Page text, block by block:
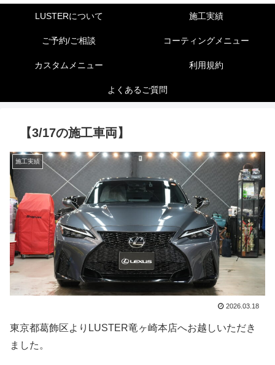
LUSTERについて 施工実績
ご予約/ご相談 コーティングメニュー
カスタムメニュー 利用規約
よくあるご質問
【3/17の施工車両】
施工実績
2026.03.18
東京都葛飾区よりLUSTER竜ヶ崎本店へお越しいただき
ました。